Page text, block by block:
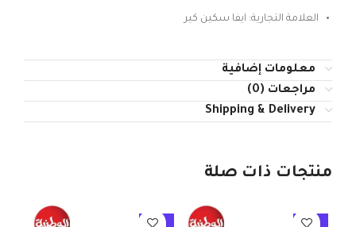
العلامة التجارية: ايفا سكين كير
معلومات إضافية
مراجعات (0)
Shipping & Delivery
منتجات ذات صلة
-10%
-10%